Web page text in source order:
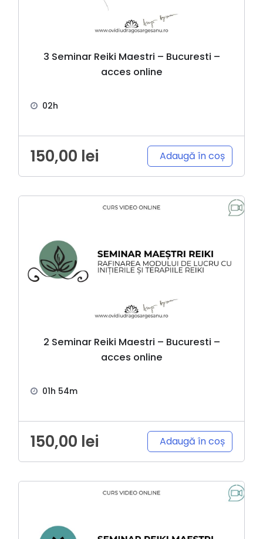
3 Seminar Reiki Maestri – Bucuresti –
acces online
02h
150,00 lei Adaugă în coș
2 Seminar Reiki Maestri – Bucuresti –
acces online
01h 54m
150,00 lei Adaugă în coș